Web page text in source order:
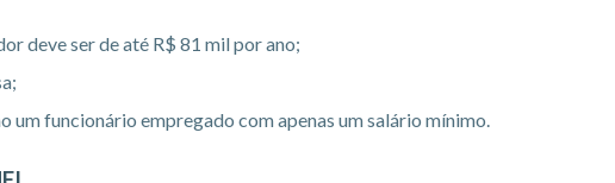
deve ser de até R$ 81 mil por ano;
funcionário empregado com apenas um salário mínimo.